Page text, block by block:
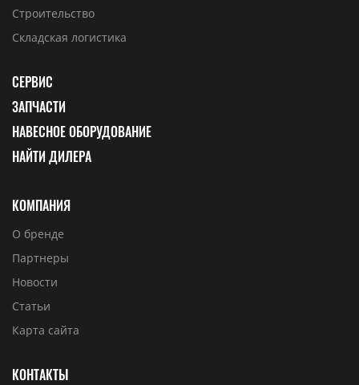
Строительство
Складская логистика
СЕРВИС
ЗАПЧАСТИ
НАВЕСНОЕ ОБОРУДОВАНИЕ
НАЙТИ ДИЛЕРА
КОМПАНИЯ
О бренде
Партнеры
Новости
Статьи
Карта сайта
КОНТАКТЫ